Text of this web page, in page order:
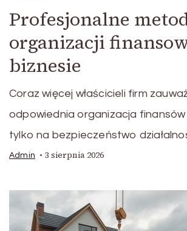
Profesjonalne
organizacji
biznesie
Coraz więcej właścicieli firm
odpowiednia organizacja finansów
tylko na bezpieczeństwo
Admin 3 sierpnia 2026